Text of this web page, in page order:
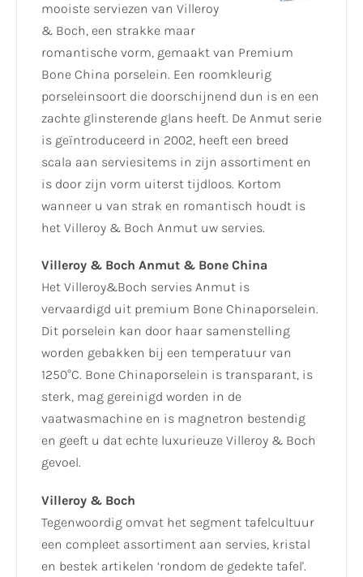
mooiste serviezen van Villeroy
& Boch, een strakke maar
romantische vorm, gemaakt van Premium
Bone China porselein. Een roomkleurig
porseleinsoort die doorschijnend dun is en een
zachte glinsterende glans heeft. De Anmut serie
is geïntroduceerd in 2002, heeft een breed
scala aan serviesitems in zijn assortiment en
is door zijn vorm uiterst tijdloos. Kortom
wanneer u van strak en romantisch houdt is
het Villeroy & Boch Anmut uw servies.
Villeroy & Boch Anmut & Bone China
Het Villeroy&Boch servies Anmut is
vervaardigd uit premium Bone Chinaporselein.
Dit porselein kan door haar samenstelling
worden gebakken bij een temperatuur van
1250°C. Bone Chinaporselein is transparant, is
sterk, mag gereinigd worden in de
vaatwasmachine en is magnetron bestendig
en geeft u dat echte luxurieuze Villeroy & Boch
gevoel.
Villeroy & Boch
Tegenwoordig omvat het segment tafelcultuur
een compleet assortiment aan servies, kristal
en bestek artikelen ‘rondom de gedekte tafel'.